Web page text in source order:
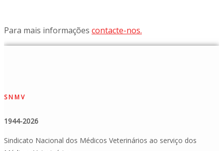
Para mais informações contacte-nos.
SNMV
1944-2026
Sindicato Nacional dos Médicos Veterinários ao serviço dos